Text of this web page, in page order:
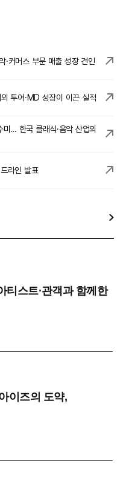
머스 부문 매출 성장 견인
투어·MD 성장이 이끈 실적
미… 한국 클래식·음악 산업의
라인 발표
티스트·관객과 함께한
이즈의 도약,